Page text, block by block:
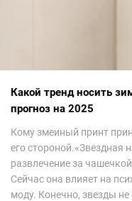
Какой тренд носить
прогноз на 2025
Кому змеиный принт
его стороной.«Звездная
развлечение за
Сейчас она влияет на
моду. Конечно, звезды